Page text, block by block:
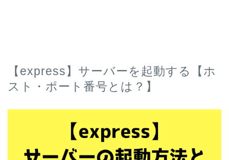
【express】サーバーを起動する【ホ
スト・ポート番号とは？】